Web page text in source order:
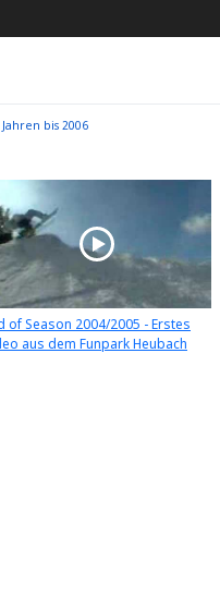
bis 2006
of Season 2004/2005 - Erstes
aus dem Funpark Heubach